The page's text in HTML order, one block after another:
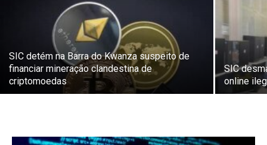
SIC detém na Barra do Kwanza suspeito de
financiar mineração clandestina de
criptomoedas
SIC
online